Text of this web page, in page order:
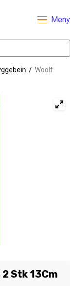
Meny
/ Woolf
Stk 13Cm